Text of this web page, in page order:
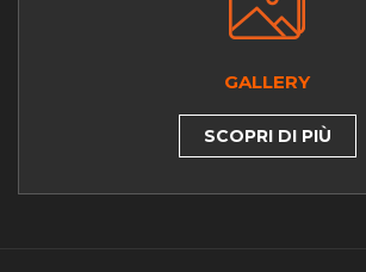
GALLERY
SCOPRI DI PIÙ